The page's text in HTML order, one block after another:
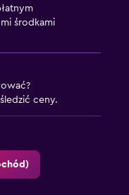
środkami
ceny.